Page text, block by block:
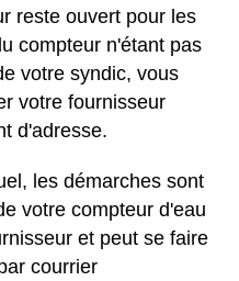
reste ouvert pour les
compteur n'étant pas
votre syndic, vous
votre fournisseur
d'adresse.
les démarches sont
votre compteur d'eau
et peut se faire
courrier